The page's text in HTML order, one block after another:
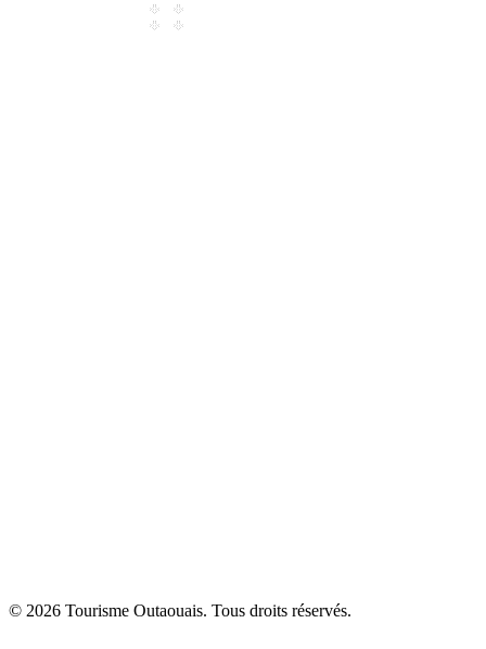
© 2026 Tourisme Outaouais. Tous droits réservés.